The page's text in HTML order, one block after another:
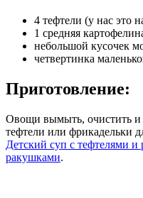
4 тефтели (у нас это
1 средняя
небольшой кусочек
четвертинка
Приготовление:
Овощи вымыть, очистить и
тефтели или фрикадельки
Детский суп с тефтелями и
ракушками.